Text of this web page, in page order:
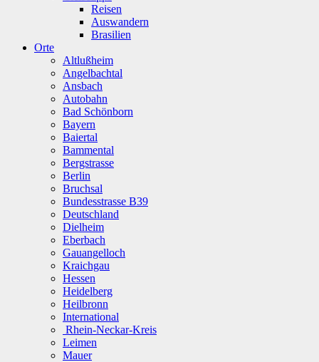
Reisen
Auswandern
Brasilien
Orte
Altlußheim
Angelbachtal
Ansbach
Autobahn
Bad Schönborn
Bayern
Baiertal
Bammental
Bergstrasse
Berlin
Bruchsal
Bundesstrasse B39
Deutschland
Dielheim
Eberbach
Gauangelloch
Kraichgau
Hessen
Heidelberg
Heilbronn
International
Rhein-Neckar-Kreis
Leimen
Mauer